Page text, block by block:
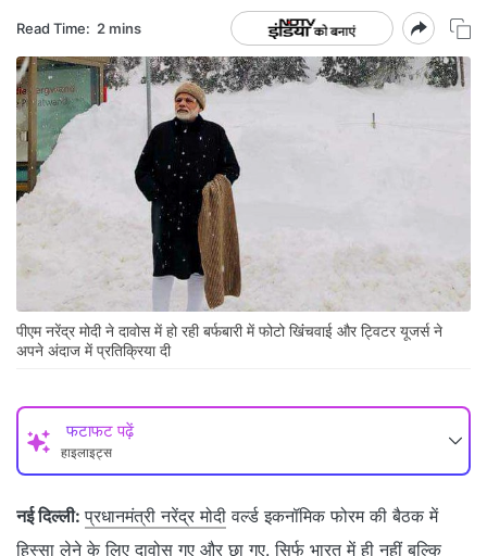
Read Time: 2 mins
पीएम नरेंद्र मोदी ने दावोस में हो रही बर्फबारी में फोटो ख‍िंंचवाई और ट्विटर यूजर्स ने
अपने अंदाज में प्रतिक्रिया दी
फटाफट पढ़ें
हाइलाइट्स
नई द‍िल्‍ली: प्रधानमंत्री नरेंद्र मोदी वर्ल्‍ड इकनॉमिक फोरम की बैठक में
हिस्‍सा लेने के लिएदावोस गए और छा गए. सिर्फ भारत में ही नहीं बल्‍कि